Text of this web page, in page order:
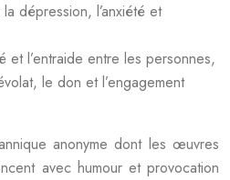
dépression, l’anxiété et
et l’entraide entre les personnes,
le don et l’engagement
anonyme dont les œuvres
avec humour et provocation